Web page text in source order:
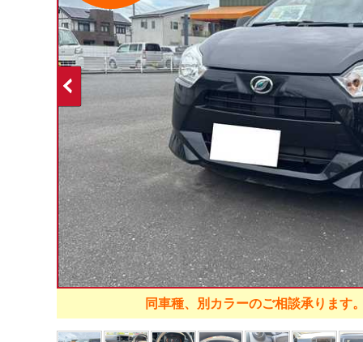
同車種、別カラーのご相談承ります